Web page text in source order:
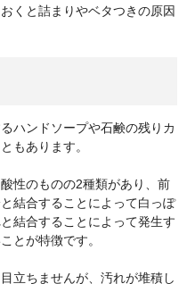
くと詰まりやベタつきの原因
ハンドソープや石鹸の残りカ
もあります。
性のものの2種類があり、前
結合することによって白っぽ
結合することによって発生す
とが特徴です。
立ちませんが、汚れが堆積し